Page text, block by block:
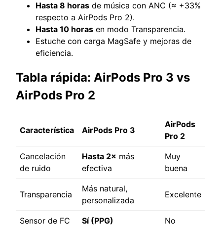
Hasta 8 horas de música con ANC (≈ +33%
respecto a AirPods Pro 2).
Hasta 10 horas en modo Transparencia.
Estuche con carga MagSafe y mejoras de
eficiencia.
Tabla rápida: AirPods Pro 3 vs
AirPods Pro 2
Característica AirPods Pro 3
AirPods
Pro 2
Cancelación
de ruido
Hasta 2× más
efectiva
Muy
buena
Transparencia
Más natural,
personalizada
Excelente
Sensor de FC Sí (PPG) No